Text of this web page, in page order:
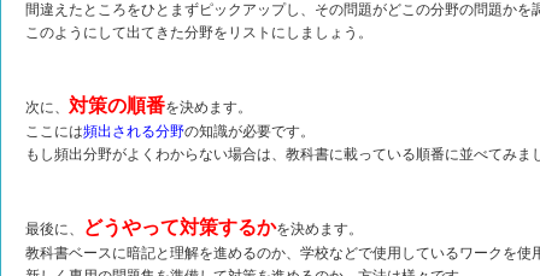
間違えたところをひとまずピックアップし、その問題がどこの分野の問題かを
このようにして出てきた分野をリストにしましょう。
次に、 対策の順番を決めます。
ここには頻出される分野の知識が必要です。
もし頻出分野がよくわからない場合は、教科書に載っている順番に並べてみま
最後に、 どうやって対策するかを決めます。
教科書ベースに暗記と理解を進めるのか、学校などで使用しているワークを使